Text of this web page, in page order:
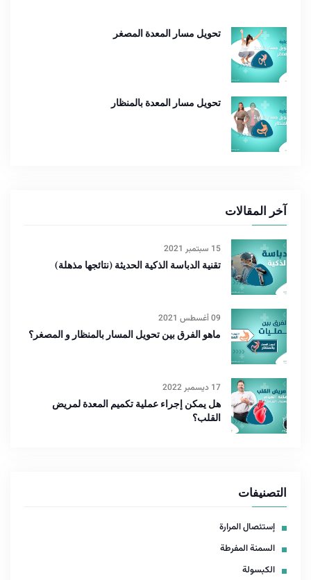
تحويل مسار المعدة المصغر
تحويل مسار المعدة بالمنظار
آخر المقالات
15 سبتمبر 2021
تقنية الدباسة الذكية الحديثة (نتائجها مذهلة)
09 أغسطس 2021
ماهو الفرق بين تحويل المسار بالمنظار و المصغر؟
17 ديسمبر 2022
هل يمكن إجراء عملية تكميم المعدة لمريض
القلب؟
التصنيفات
إستئصال المرارة
السمنة المفرطة
الكبسولة